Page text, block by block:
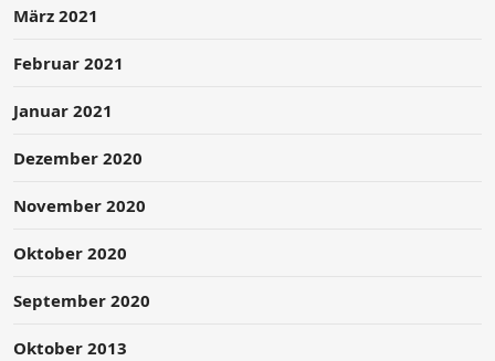
März 2021
Februar 2021
Januar 2021
Dezember 2020
November 2020
Oktober 2020
September 2020
Oktober 2013